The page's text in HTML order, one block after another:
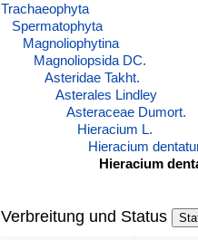
Trachaeophyta
Spermatophyta
Magnoliophytina
Magnoliopsida DC.
Asteridae Takht.
Asterales Lindley
Asteraceae Dumort.
Hieracium L.
Hieracium
Hieracium
Verbreitung und Status